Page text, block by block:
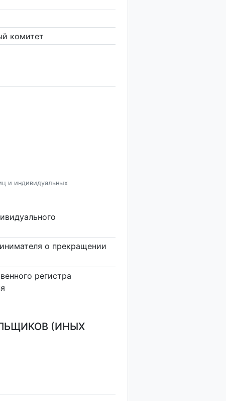
комитет
и индивидуальных
о прекращении
регистра
(ИНЫХ